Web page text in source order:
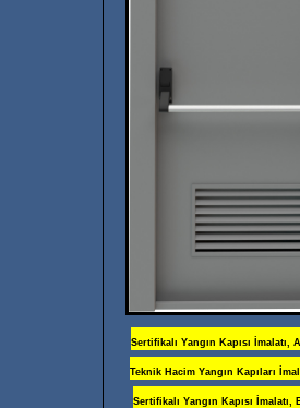
Sertifikalı Yangın Kapısı İmalatı,
Teknik Hacim Yangın Kapıları
Sertifikalı Yangın Kapısı İmalatı,